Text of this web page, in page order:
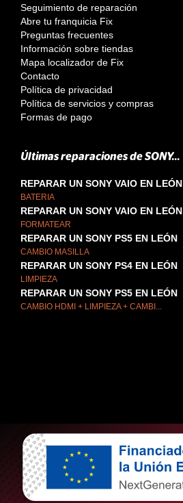
Seguimiento de reparación
Abre tu franquicia Fix
Preguntas frecuentes
Información sobre tiendas
Mapa localizador de Fix
Contacto
Política de privacidad
Política de servicios y compras
Formas de pago
Últimas reparaciones de SONY...
REPARAR UN SONY VAIO EN LEÓN
BATERIA
REPARAR UN SONY VAIO EN LEÓN
FORMATEAR
REPARAR UN SONY PS5 EN LEÓN
CAMBIO MASILLA
REPARAR UN SONY PS4 EN LEÓN
LIMPIEZA
REPARAR UN SONY PS5 EN LEÓN
CAMBIO HDMI + LIMPIEZA + CAMBI...